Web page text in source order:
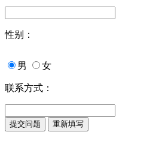
性别：
男 女
联系方式：